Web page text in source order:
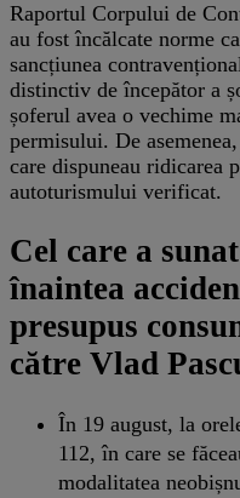
Raportul Corpului de
au fost încălcate norme
sancțiunea
distinctiv de începător a
șoferul avea o vechime
permisului. De
care dispuneau ridicarea
autoturismului verificat.
Cel care a
înaintea
presupus
către Vlad
În 19 august, la
112, în care se
modalitatea